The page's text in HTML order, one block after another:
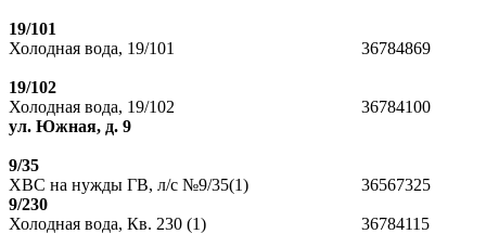
19/101
Холодная вода, 19/101
36784869
19/102
Холодная вода, 19/102
36784100
ул. Южная, д. 9
9/35
ХВС на нужды ГВ, л/с №9/35(1)
36567325
9/230
Холодная вода, Кв. 230 (1)
36784115